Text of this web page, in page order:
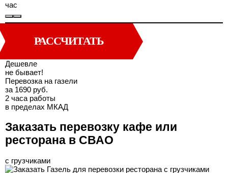
час
РАССЧИТАТЬ
Дешевле
не бывает!
Перевозка на газели
за 1690 руб.
2 часа работы
в пределах МКАД
Заказать перевозку кафе или
ресторана в СВАО
с грузчиками